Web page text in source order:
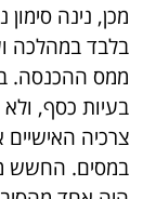
מכן, נינה
בלבד במהלכה
בעיות כסף,
צרכיה האישיים
במסים. החשש